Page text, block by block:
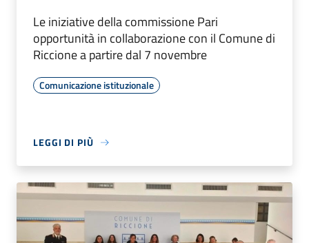
Le iniziative della commissione Pari
opportunità in collaborazione con il Comune di
Riccione a partire dal 7 novembre
Comunicazione istituzionale
LEGGI DI PIÙ